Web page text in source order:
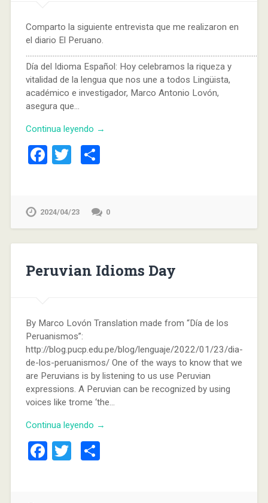
Comparto la siguiente entrevista que me realizaron en
el diario El Peruano.
Día del Idioma Español: Hoy celebramos la riqueza y
vitalidad de la lengua que nos une a todos Lingüista,
académico e investigador, Marco Antonio Lovón,
asegura que…
Continua leyendo →
Facebook
Twitter
2024/04/23 0
Peruvian Idioms Day
By Marco Lovón Translation made from “Día de los
Peruanismos”:
http://blog.pucp.edu.pe/blog/lenguaje/2022/01/23/dia-
de-los-peruanismos/ One of the ways to know that we
are Peruvians is by listening to us use Peruvian
expressions. A Peruvian can be recognized by using
voices like trome ‘the…
Continua leyendo →
Facebook
Twitter